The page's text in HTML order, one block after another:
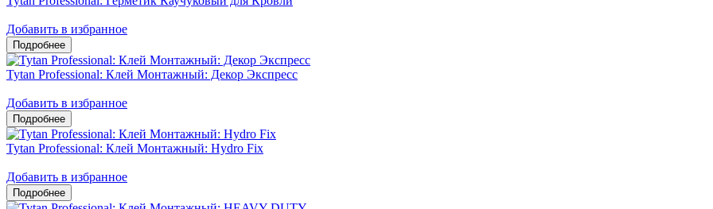
Добавить в избранное
Tytan Professional: Клей Монтажный: Декор Экспресс
Добавить в избранное
Tytan Professional: Клей Монтажный: Hydro Fix
Добавить в избранное